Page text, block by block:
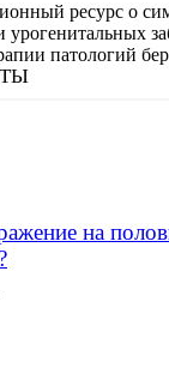
ресурс о
урогенитальных
патологий
на